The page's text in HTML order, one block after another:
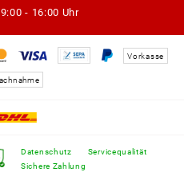
- 16:00 Uhr
Vorkasse
Datenschutz
Sichere Zahlung
Servicequalität